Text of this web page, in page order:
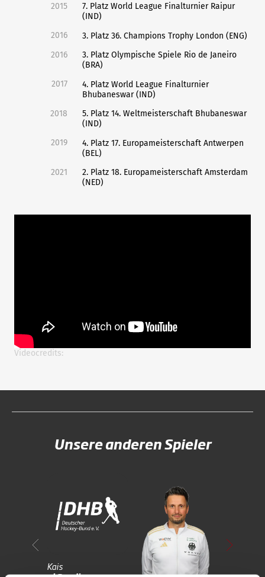
2015
7. Platz World League Finalturnier Raipur
(IND)
2016
3. Platz 36. Champions Trophy London (ENG)
2016
3. Platz Olympische Spiele Rio de Janeiro
(BRA)
2017
4. Platz World League Finalturnier
Bhubaneswar (IND)
2018
5. Platz 14. Weltmeisterschaft Bhubaneswar
(IND)
2019
4. Platz 17. Europameisterschaft Antwerpen
(BEL)
2021
2. Platz 18. Europameisterschaft Amsterdam
(NED)
Videocredits:
Unsere anderen Spieler
Kais